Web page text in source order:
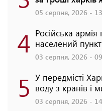
05 серпня, 2026 -
4 Російська
населений
03 серпня, 2026 -
5 У передмісті
воду з кранів і
03 серпня, 2026 -